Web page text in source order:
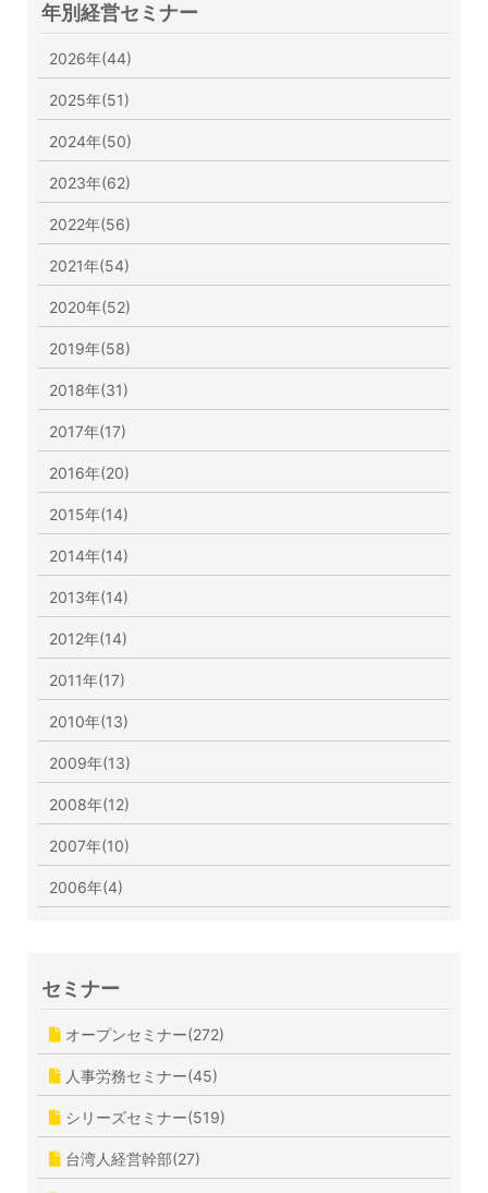
年別経営セミナー
2026年(44)
2025年(51)
2024年(50)
2023年(62)
2022年(56)
2021年(54)
2020年(52)
2019年(58)
2018年(31)
2017年(17)
2016年(20)
2015年(14)
2014年(14)
2013年(14)
2012年(14)
2011年(17)
2010年(13)
2009年(13)
2008年(12)
2007年(10)
2006年(4)
セミナー
オープンセミナー(272)
人事労務セミナー(45)
シリーズセミナー(519)
台湾人経営幹部(27)